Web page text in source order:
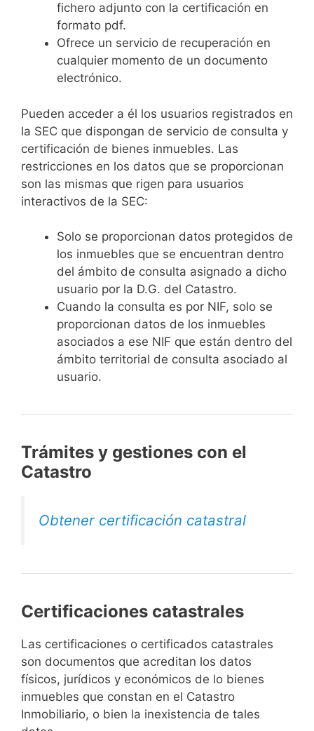
fichero adjunto con la certificación en
formato pdf.
Ofrece un servicio de recuperación en
cualquier momento de un documento
electrónico.
Pueden acceder a él los usuarios registrados en
la SEC que dispongan de servicio de consulta y
certificación de bienes inmuebles. Las
restricciones en los datos que se proporcionan
son las mismas que rigen para usuarios
interactivos de la SEC:
Solo se proporcionan datos protegidos de
los inmuebles que se encuentran dentro
del ámbito de consulta asignado a dicho
usuario por la D.G. del Catastro.
Cuando la consulta es por NIF, solo se
proporcionan datos de los inmuebles
asociados a ese NIF que están dentro del
ámbito territorial de consulta asociado al
usuario.
Trámites y gestiones con el
Catastro
Obtener certificación catastral
Certificaciones catastrales
Las certificaciones o certificados catastrales
son documentos que acreditan los datos
físicos, jurídicos y económicos de lo bienes
inmuebles que constan en el Catastro
Inmobiliario, o bien la inexistencia de tales